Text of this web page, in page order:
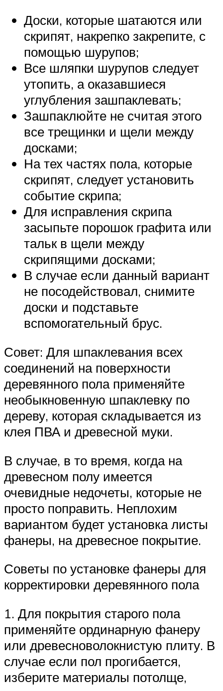
Доски, которые шатаются или
скрипят, накрепко закрепите, с
помощью шурупов;
Все шляпки шурупов следует
утопить, а оказавшиеся
углубления зашпаклевать;
Зашпаклюйте не считая этого
все трещинки и щели между
досками;
На тех частях пола, которые
скрипят, следует установить
событие скрипа;
Для исправления скрипа
засыпьте порошок графита или
тальк в щели между
скрипящими досками;
В случае если данный вариант
не посодействовал, снимите
доски и подставьте
вспомогательный брус.
Совет: Для шпаклевания всех
соединений на поверхности
деревянного пола применяйте
необыкновенную шпаклевку по
дереву, которая складывается из
клея ПВА и древесной муки.
В случае, в то время, когда на
древесном полу имеется
очевидные недочеты, которые не
просто поправить. Неплохим
вариантом будет установка листы
фанеры, на древесное покрытие.
Советы по установке фанеры для
корректировки деревянного пола
1. Для покрытия старого пола
применяйте ординарную фанеру
или древесноволокнистую плиту. В
случае если пол прогибается,
изберите материалы потолще,